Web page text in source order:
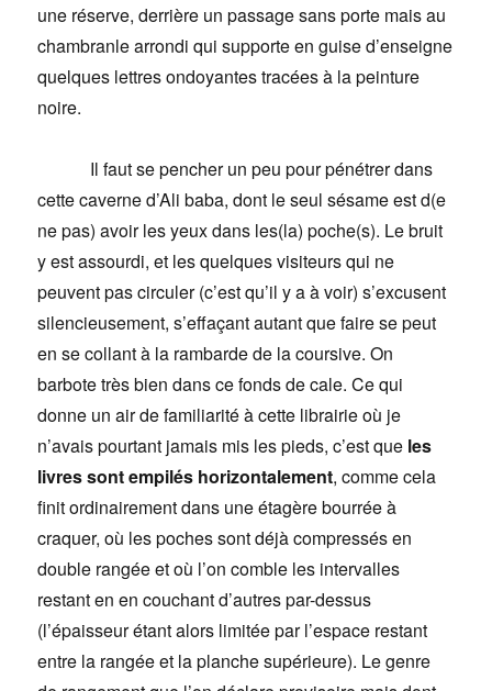
une réserve, derrière un passage sans porte mais au
chambranle arrondi qui supporte en guise d’enseigne
quelques lettres ondoyantes tracées à la peinture
noire.
Il faut se pencher un peu pour pénétrer dans
cette caverne d’Ali baba, dont le seul sésame est d(e
ne pas) avoir les yeux dans les(la) poche(s). Le bruit
y est assourdi, et les quelques visiteurs qui ne
peuvent pas circuler (c’est qu’il y a à voir) s’excusent
silencieusement, s’effaçant autant que faire se peut
en se collant à la rambarde de la coursive. On
barbote très bien dans ce fonds de cale. Ce qui
donne un air de familiarité à cette librairie où je
n’avais pourtant jamais mis les pieds, c’est que les
livres sont empilés horizontalement, comme cela
finit ordinairement dans une étagère bourrée à
craquer, où les poches sont déjà compressés en
double rangée et où l’on comble les intervalles
restant en en couchant d’autres par-dessus
(l’épaisseur étant alors limitée par l’espace restant
entre la rangée et la planche supérieure). Le genre